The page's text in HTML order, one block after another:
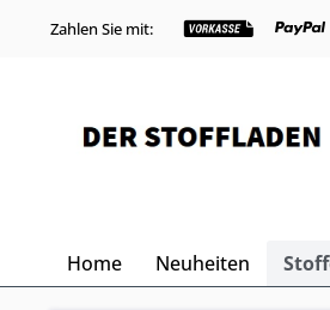
Zahlen Sie mit:
Home Neuheiten